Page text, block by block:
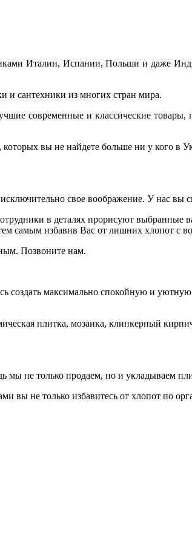
Италии, Испании, Польши и даже
и сантехники из многих стран мира.
современные и классические
вы не найдете больше ни у кого в
свое воображение. У нас
в деталях прорисуют выбранные
самым избавив Вас от лишних хлопот с
Позвоните нам.
создать максимально спокойную и
плитка, мозаика, клинкерный
мы не только продаем, но и укладываем
вы не только избавитесь от хлопот по